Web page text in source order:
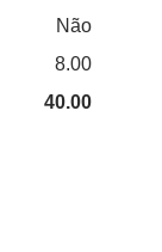
Não
8.00
40.00